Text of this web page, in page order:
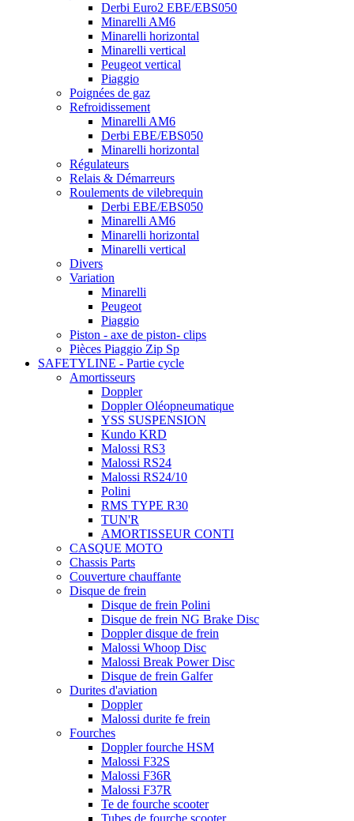
Derbi Euro2 EBE/EBS050
Minarelli AM6
Minarelli horizontal
Minarelli vertical
Peugeot vertical
Piaggio
Poignées de gaz
Refroidissement
Minarelli AM6
Derbi EBE/EBS050
Minarelli horizontal
Régulateurs
Relais & Démarreurs
Roulements de vilebrequin
Derbi EBE/EBS050
Minarelli AM6
Minarelli horizontal
Minarelli vertical
Divers
Variation
Minarelli
Peugeot
Piaggio
Piston - axe de piston- clips
Pièces Piaggio Zip Sp
SAFETYLINE - Partie cycle
Amortisseurs
Doppler
Doppler Oléopneumatique
YSS SUSPENSION
Kundo KRD
Malossi RS3
Malossi RS24
Malossi RS24/10
Polini
RMS TYPE R30
TUN'R
AMORTISSEUR CONTI
CASQUE MOTO
Chassis Parts
Couverture chauffante
Disque de frein
Disque de frein Polini
Disque de frein NG Brake Disc
Doppler disque de frein
Malossi Whoop Disc
Malossi Break Power Disc
Disque de frein Galfer
Durites d'aviation
Doppler
Malossi durite fe frein
Fourches
Doppler fourche HSM
Malossi F32S
Malossi F36R
Malossi F37R
Te de fourche scooter
Tubes de fourche scooter